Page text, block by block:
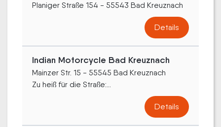
Planiger Straße 154 - 55543 Bad Kreuznach
Details
Indian Motorcycle Bad Kreuznach
Mainzer Str. 15 - 55545 Bad Kreuznach
Zu heiß für die Straße:...
Details